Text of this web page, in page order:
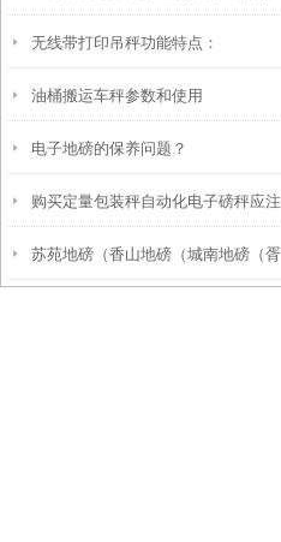
双柏防爆电子秤）屏边防爆电子桌秤
维修
无线带打印吊秤功能特点：
油桶搬运车秤参数和使用
电子地磅的保养问题？
购买定量包装秤自动化电子磅秤应注
意的几个问题
苏苑地磅（香山地磅（城南地磅（胥